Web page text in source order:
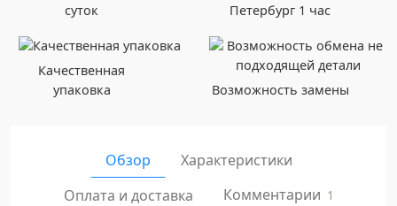
суток
Петербург 1 час
Качественная
упаковка
Возможность замены
Обзор
Характеристики
Оплата и доставка
Комментарии 1